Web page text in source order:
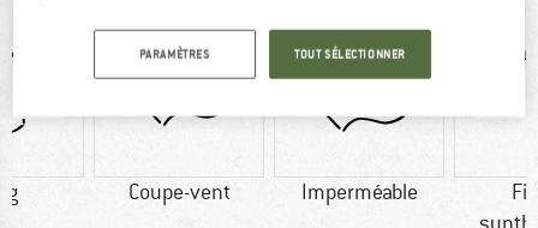
g Coupe-vent Imperméable
PARAMÈTRES TOUT SÉLECTIONNER